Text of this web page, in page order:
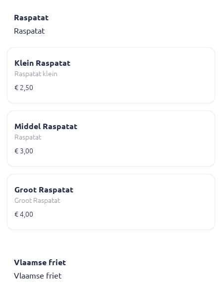
Raspatat
Raspatat
Klein Raspatat
Raspatat klein
€ 2,50
Middel Raspatat
Raspatat
€ 3,00
Groot Raspatat
Groot Raspatat
€ 4,00
Vlaamse friet
Vlaamse friet